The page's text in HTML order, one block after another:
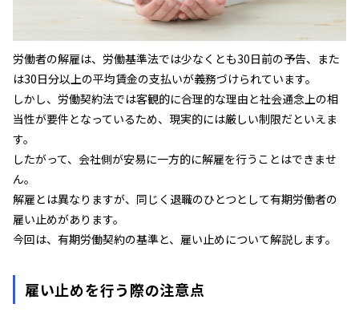
労働者の解雇は、労働基準法では少なくとも30日前の予告、また
は30日分以上の平均賃金の支払いが義務づけられています。
しかし、労働契約法では客観的に合理的な理由と社会通念上の相
当性が要件となっているため、現実的には厳しい制限だといえま
す。
したがって、会社側が安易に一方的に解雇を行うことはできませ
ん。
解雇とは異なりますが、同じく退職のひとつとして有期労働者の
雇い止めがあります。
今回は、有期労働契約の基準と、雇い止めについて解説します。
雇い止めを行う際の注意点